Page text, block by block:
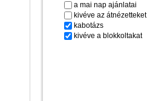
a mai nap ajánlatai
kivéve az átnézetteket
kabotázs
kivéve a blokkoltakat